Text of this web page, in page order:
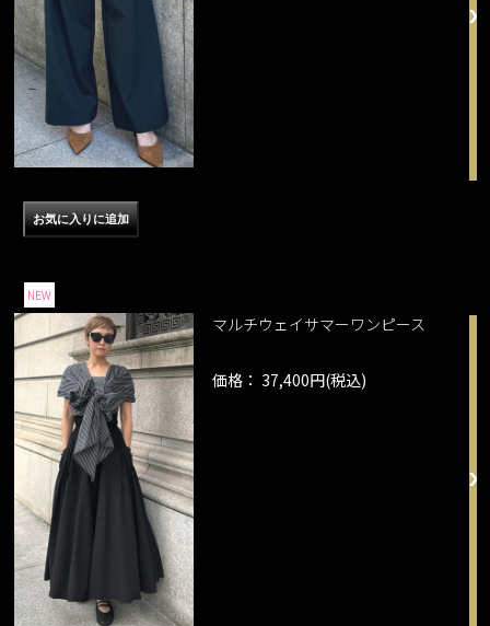
NEW
マルチウェイサマーワンピース
価格： 37,400円(税込)